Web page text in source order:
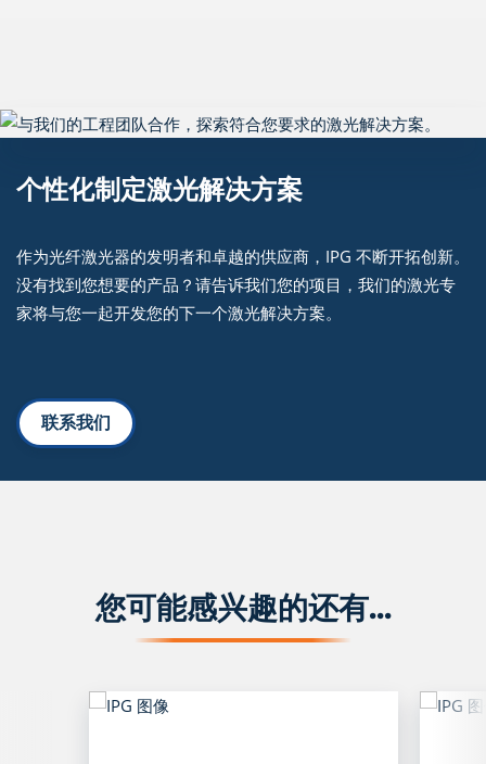
个性化制定激光解决方案
作为光纤激光器的发明者和卓越的供应商，IPG 不断开拓创新。
没有找到您想要的产品？请告诉我们您的项目，我们的激光专
家将与您一起开发您的下一个激光解决方案。
联系我们
您可能感兴趣的还有...